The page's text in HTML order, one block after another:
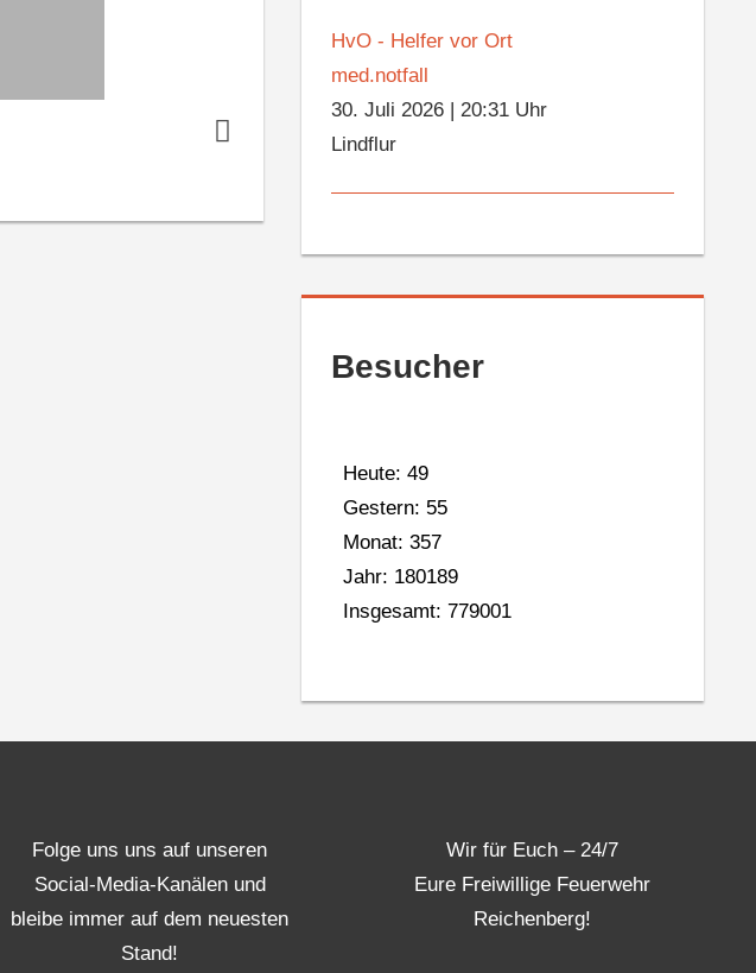
HvO - Helfer vor Ort
med.notfall
30. Juli 2026 |20:31 Uhr
Lindflur
Besucher
Heute: 49
Gestern: 55
Monat: 357
Jahr: 180189
Insgesamt: 779001
Folge uns uns auf unseren
Social-Media-Kanälen und
bleibe immer auf dem neuesten
Stand!
Wir für Euch – 24/7
Eure Freiwillige Feuerwehr
Reichenberg!